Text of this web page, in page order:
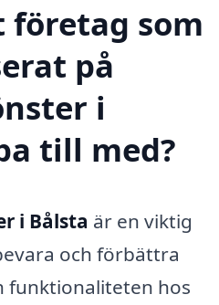
företag som
på
i
till med?
i Bålsta är en viktig
och förbättra
funktionaliteten hos